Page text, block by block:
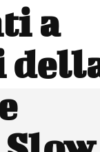
a